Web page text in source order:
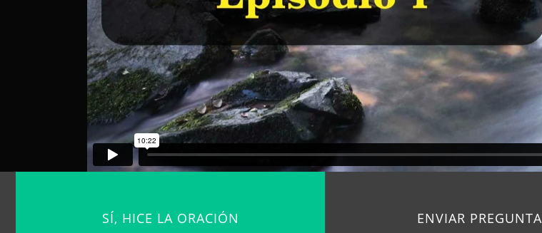
SÍ, HICE LA ORACIÓN ENVIAR PREGUNTA